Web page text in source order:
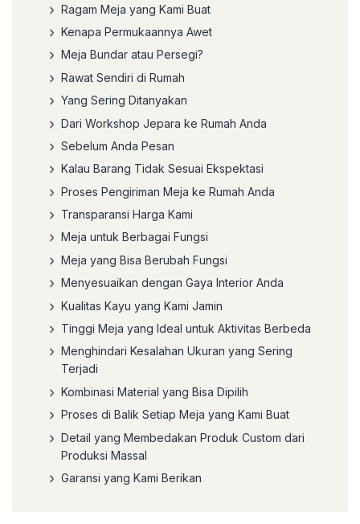
Ragam Meja yang Kami Buat
Kenapa Permukaannya Awet
Meja Bundar atau Persegi?
Rawat Sendiri di Rumah
Yang Sering Ditanyakan
Dari Workshop Jepara ke Rumah Anda
Sebelum Anda Pesan
Kalau Barang Tidak Sesuai Ekspektasi
Proses Pengiriman Meja ke Rumah Anda
Transparansi Harga Kami
Meja untuk Berbagai Fungsi
Meja yang Bisa Berubah Fungsi
Menyesuaikan dengan Gaya Interior Anda
Kualitas Kayu yang Kami Jamin
Tinggi Meja yang Ideal untuk Aktivitas Berbeda
Menghindari Kesalahan Ukuran yang Sering
Terjadi
Kombinasi Material yang Bisa Dipilih
Proses di Balik Setiap Meja yang Kami Buat
Detail yang Membedakan Produk Custom dari
Produksi Massal
Garansi yang Kami Berikan